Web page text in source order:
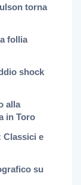
torna
follia
shock
alla
in Toro
Classici e
su